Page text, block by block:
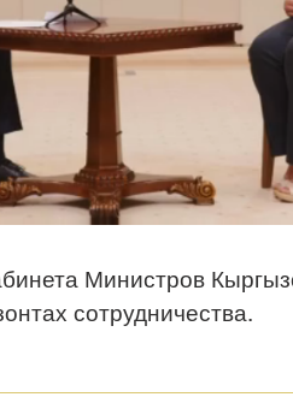
Министров
сотрудничества.